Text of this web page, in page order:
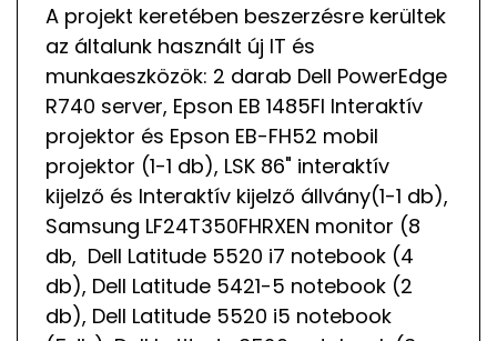
A projekt keretében beszerzésre kerültek
az általunk használt új IT és
munkaeszközök: 2 darab Dell PowerEdge
R740 server, Epson EB 1485FI Interaktív
projektor és Epson EB-FH52 mobil
projektor (1-1 db), LSK 86" interaktív
kijelző és Interaktív kijelző állvány(1-1 db),
Samsung LF24T350FHRXEN monitor (8
db, Dell Latitude 5520 i7 notebook (4
db), Dell Latitude 5421-5 notebook (2
db), Dell Latitude 5520 i5 notebook